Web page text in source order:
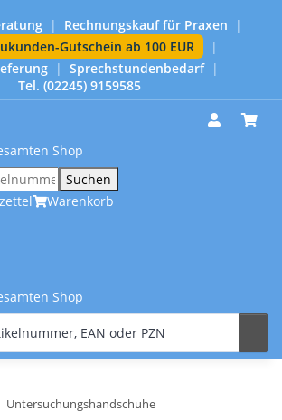
| Rechnungskauf für Praxen
|
Gutschein ab 100 EUR
|
| Sprechstundenbedarf
|
Tel. (02245) 9159585
Shop
Suchen
Warenkorb
Shop
Untersuchungshandschuhe